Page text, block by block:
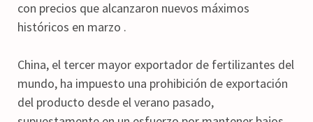
con precios que alcanzaron nuevos máximos
históricos en marzo .
China, el tercer mayor exportador de fertilizantes del
mundo, ha impuesto una prohibición de exportación
del producto desde el verano pasado,